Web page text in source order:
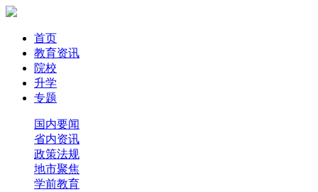
首页
教育资讯
院校
升学
专题
国内要闻
省内资讯
政策法规
地市聚焦
学前教育